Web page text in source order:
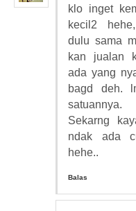
klo inget
kecil2
dulu sama
kan jualan
ada yang
bagd deh.
satuannya.
Sekarng
ndak ada
hehe..
Balas